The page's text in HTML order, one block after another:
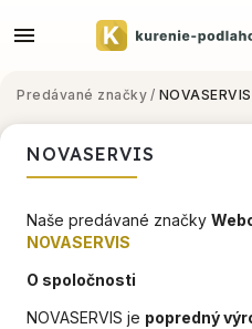
Predávané značky / NOVASERVIS
NOVASERVIS
Naše predávané značky
NOVASERVIS
O spoločnosti
NOVASERVIS je popredný